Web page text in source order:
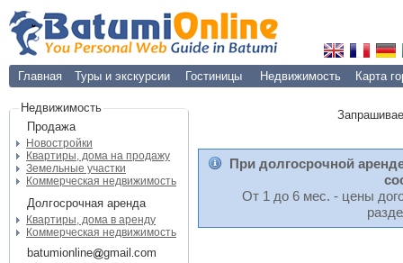
Главная Туры и экскурсии Гостиницы Недвижимость Карта
Недвижимость
Продажа
Новостройки
Квартиры, дома на продажу
Земельные участки
Коммерческая недвижимость
Долгосрочная аренда
Квартиры, дома в аренду
Коммерческая недвижимость
batumionline gmail com
При долгосрочной
От 1 до 6 мес. - цены